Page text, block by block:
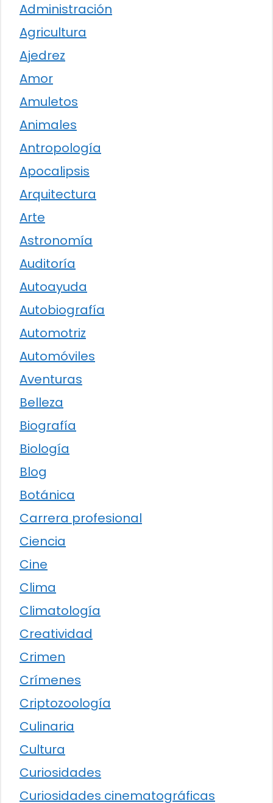
Administración
Agricultura
Ajedrez
Amor
Amuletos
Animales
Antropología
Apocalipsis
Arquitectura
Arte
Astronomía
Auditoría
Autoayuda
Autobiografía
Automotriz
Automóviles
Aventuras
Belleza
Biografía
Biología
Blog
Botánica
Carrera profesional
Ciencia
Cine
Clima
Climatología
Creatividad
Crimen
Crímenes
Criptozoología
Culinaria
Cultura
Curiosidades
Curiosidades cinematográficas